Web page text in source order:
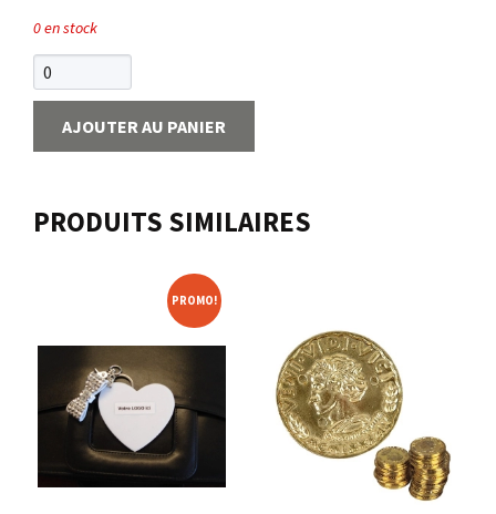
0 en stock
AJOUTER AU PANIER
PRODUITS SIMILAIRES
PROMO!